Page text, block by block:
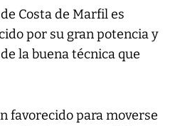
Costa de Marfil es
por su gran potencia y
la buena técnica que
favorecido para moverse